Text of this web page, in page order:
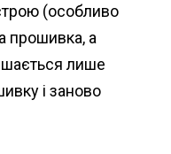
(особливо
прошивка, а
лише
і заново